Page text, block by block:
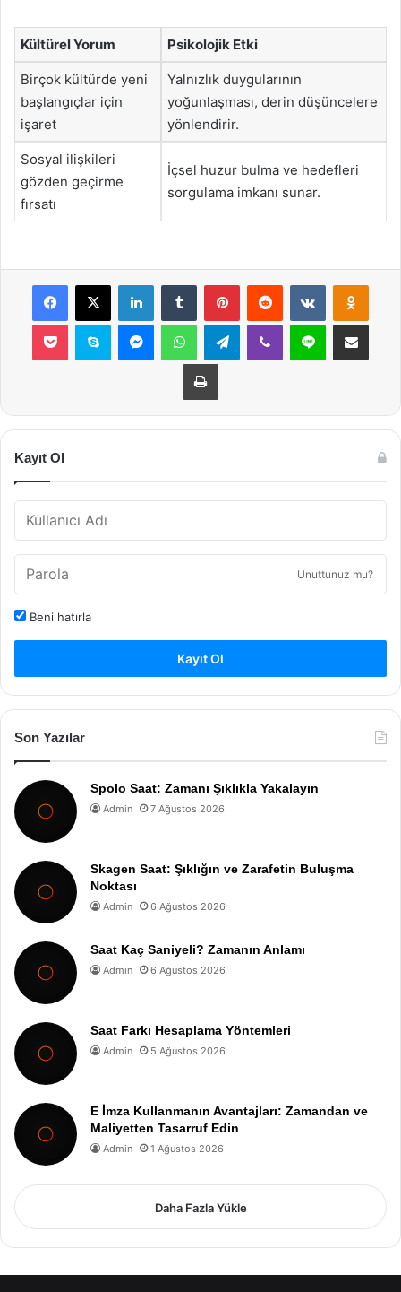
Kültürel Yorum Psikolojik Etki
Birçok kültürde yeni
başlangıçlar için
işaret
Yalnızlık duygularının
yoğunlaşması, derin düşüncelere
yönlendirir.
Sosyal ilişkileri
gözden geçirme
fırsatı
İçsel huzur bulma ve hedefleri
sorgulama imkanı sunar.
Facebook
X LinkedInTumblr PinterestReddit VKontakte
Pocket Skype MessengerWhatsAppTelegramViber Line E-Posta ile
Yazdır
Kayıt Ol
Unuttunuz mu?
Beni hatırla
Kayıt Ol
Son Yazılar
Spolo Saat: Zamanı Şıklıkla Yakalayın
Admin 7 Ağustos 2026
Skagen Saat: Şıklığın ve Zarafetin Buluşma
Noktası
Admin 6 Ağustos 2026
Saat Kaç Saniyeli? Zamanın Anlamı
Admin 6 Ağustos 2026
Saat Farkı Hesaplama Yöntemleri
Admin 5 Ağustos 2026
E İmza Kullanmanın Avantajları: Zamandan ve
Maliyetten Tasarruf Edin
Admin 1 Ağustos 2026
Daha Fazla Yükle